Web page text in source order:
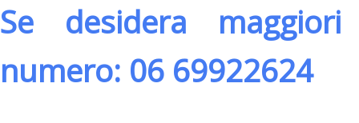
Se desidera
numero: 06 69922624